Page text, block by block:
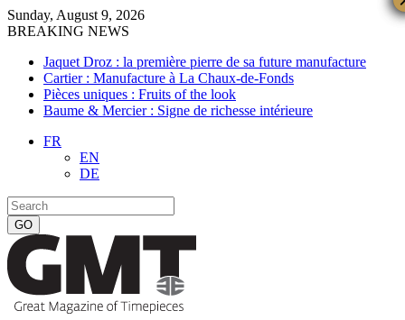
Sunday, August 9, 2026
BREAKING NEWS
Jaquet Droz : la première pierre de sa future manufacture
Cartier : Manufacture à La Chaux-de-Fonds
Pièces uniques : Fruits of the look
Baume & Mercier : Signe de richesse intérieure
FR
EN
DE